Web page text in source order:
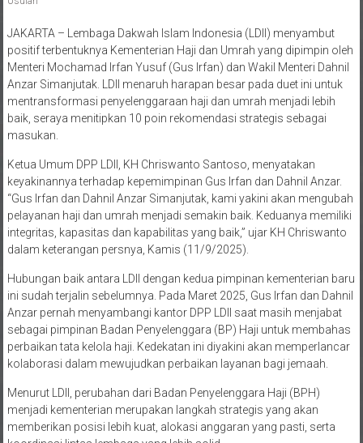
JAKARTA – Lembaga Dakwah Islam Indonesia (LDII) menyambut
positif terbentuknya Kementerian Haji dan Umrah yang dipimpin oleh
Menteri Mochamad Irfan Yusuf (Gus Irfan) dan Wakil Menteri Dahnil
Anzar Simanjutak. LDII menaruh harapan besar pada duet ini untuk
mentransformasi penyelenggaraan haji dan umrah menjadi lebih
baik, seraya menitipkan 10 poin rekomendasi strategis sebagai
masukan.
Ketua Umum DPP LDII, KH Chriswanto Santoso, menyatakan
keyakinannya terhadap kepemimpinan Gus Irfan dan Dahnil Anzar.
“Gus Irfan dan Dahnil Anzar Simanjutak, kami yakini akan mengubah
pelayanan haji dan umrah menjadi semakin baik. Keduanya memiliki
integritas, kapasitas dan kapabilitas yang baik,” ujar KH Chriswanto
dalam keterangan persnya, Kamis (11/9/2025).
Hubungan baik antara LDII dengan kedua pimpinan kementerian baru
ini sudah terjalin sebelumnya. Pada Maret 2025, Gus Irfan dan Dahnil
Anzar pernah menyambangi kantor DPP LDII saat masih menjabat
sebagai pimpinan Badan Penyelenggara (BP) Haji untuk membahas
perbaikan tata kelola haji. Kedekatan ini diyakini akan memperlancar
kolaborasi dalam mewujudkan perbaikan layanan bagi jemaah.
Menurut LDII, perubahan dari Badan Penyelenggara Haji (BPH)
menjadi kementerian merupakan langkah strategis yang akan
memberikan posisi lebih kuat, alokasi anggaran yang pasti, serta